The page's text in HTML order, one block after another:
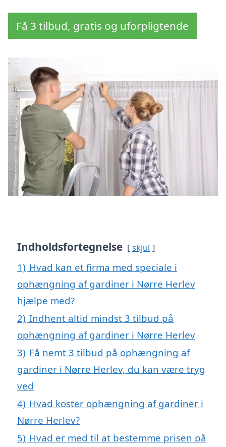
Få 3 tilbud, gratis og uforpligtende
Indholdsfortegnelse skjul
1) Hvad kan et firma med speciale i
ophængning af gardiner i Nørre Herlev
hjælpe med?
2) Indhent altid mindst 3 tilbud på
ophængning af gardiner i Nørre Herlev
3) Få nemt 3 tilbud på ophængning af
gardiner i Nørre Herlev, du kan være tryg
ved
4) Hvad koster ophængning af gardiner i
Nørre Herlev?
5) Hvad er med til at bestemme prisen på